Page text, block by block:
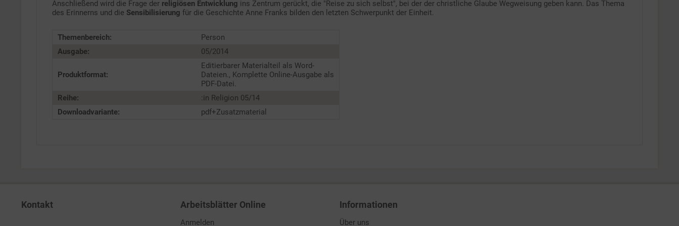
Anschließend wird die Frage der religiösen Entwicklung ins Zentrum gerückt, die "Reise zu sich selbst", bei der der christliche Glaube Wegweisung geben kann. Das Thema
des Erinnerns und die Sensibilisierung für die Geschichte Anne Franks bilden den letzten Schwerpunkt der Einheit.
Themenbereich:
Person
Ausgabe:
05/2014
Produktformat:
Editierbarer Materialteil als Word-
Dateien., Komplette Online-Ausgabe als
PDF-Datei.
Reihe:
:in Religion 05/14
Downloadvariante:
pdf+Zusatzmaterial
Kontakt Arbeitsblätter Online
Anmelden
Informationen
Über uns